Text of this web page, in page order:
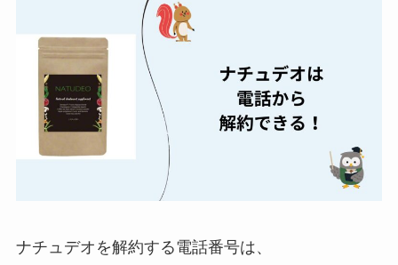
とめ！最短手続きや
ベストタイミングを
詳しく解説！
ユンス美容液の解約
まとめ！電話が繋が
なにわサプリ
ナチュデオを解約する電話番号は、